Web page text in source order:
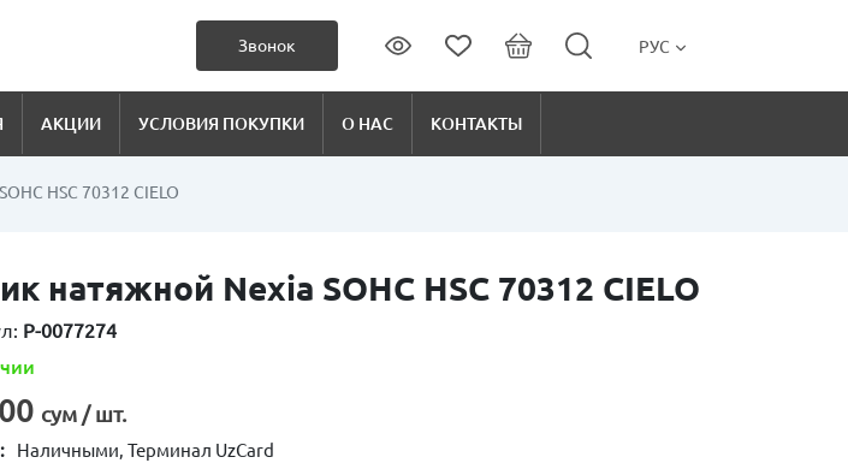
Звонок РУС
АКЦИИ УСЛОВИЯ ПОКУПКИ О НАС КОНТАКТЫ
HSC 70312 CIELO
натяжной Nexia SOHC HSC 70312 CIELO
P-0077274
сум / шт.
Наличными, Терминал UzCard